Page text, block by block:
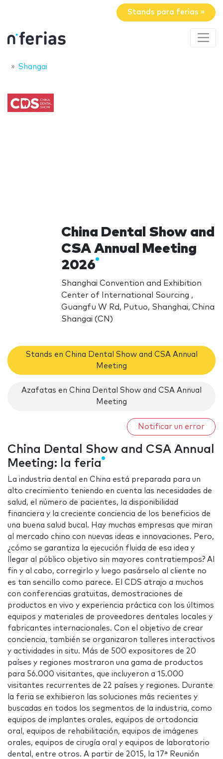
Stands para ferias »
Shangai
China Dental Show and
CSA Annual Meeting
2026
Shanghai Convention and Exhibition
Center of International Sourcing ,
Guangfu W Rd, Putuo, Shanghai, China
Shangai (CN)
Stands en China Dental Show and CSA Annual
Meeting
Azafatas en China Dental Show and CSA Annual
Meeting
Notificar un error
China Dental Show and CSA Annual
Meeting: la feria
La industria dental en China está preparada para un
alto crecimiento teniendo en cuenta las necesidades de
salud, el número de pacientes, la disponibilidad
financiera y la creciente conciencia de los beneficios de
una buena salud bucal. Hay muchas empresas que miran
al mercado chino con nuevas ideas e innovaciones. Pero,
¿cómo se garantiza la ejecución fluida de esa idea y
llegar al público objetivo sin mayores contratiempos? Al
fin y al cabo, corregirlo y luego pasárselo al cliente no
es tan sencillo como parece. El CDS atrajo a muchos
con conferencias gratuitas, demostraciones de
productos en vivo y experiencia práctica con los últimos
equipos y materiales de proveedores dentales locales y
fabricantes internacionales. Con el objetivo de crear
conciencia, también se organizaron talleres interactivos
y actividades in situ. Más de 500 expositores de 20
países y regiones mostraron una gama de productos
para 56.000 visitantes, que incluyeron a 15.000
visitantes recurrentes de 22 países y regiones. Durante
la feria se exhibieron las soluciones más recientes y
buscadas en todos los segmentos de la industria, como
equipos de implantes orales, equipos de ortodoncia
oral, equipos de rehabilitación, equipos de imágenes
orales, equipos de cirugía oral y equipos de laboratorio
dental, entre otros. A partir de 2015, la 17ª Reunión